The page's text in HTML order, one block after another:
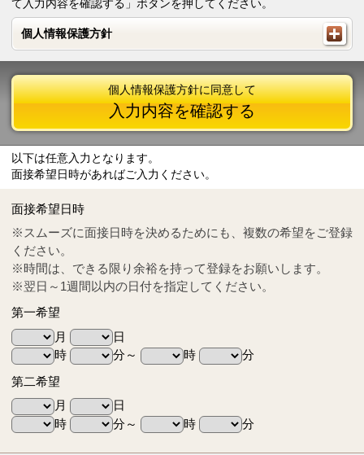
て入力内容を確認する」ボタンを押してください。
個人情報保護方針
個人情報保護方針
Tel
0570-55-0314
個人情報保護方針に同意して
入力内容を確認する
以下は任意入力となります。
面接希望日時があればご入力ください。
面接希望日時
※スムーズに面接日時を決めるためにも、複数の希望をご登録
ください。
※時間は、できる限り余裕を持って登録をお願いします。
※翌日～1週間以内の日付を指定してください。
第一希望
月
日
時
分～ 時
分
第二希望
月
日
時
分～ 時 分